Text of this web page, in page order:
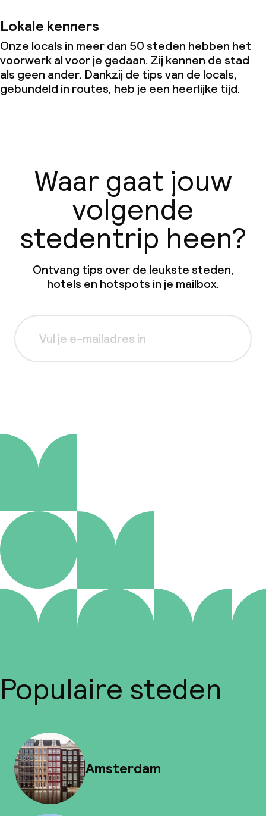
Lokale kenners
Onze locals in meer dan 50 steden hebben het
voorwerk al voor je gedaan. Zij kennen de stad
als geen ander. Dankzij de tips van de locals,
gebundeld in routes, heb je een heerlijke tijd.
Waar gaat jouw
volgende
stedentrip heen?
Ontvang tips over de leukste steden,
hotels en hotspots in je mailbox.
Populaire steden
Amsterdam